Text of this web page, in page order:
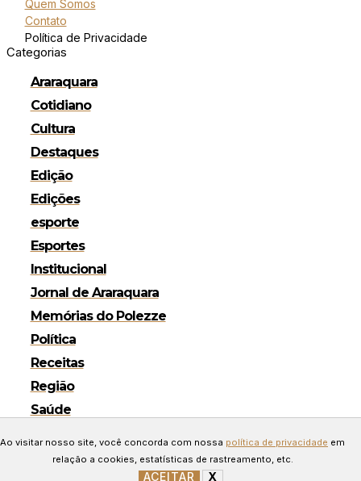
Quem Somos
Contato
Política de Privacidade
Categorias
Araraquara
Cotidiano
Cultura
Destaques
Edição
Edições
esporte
Esportes
Institucional
Jornal de Araraquara
Memórias do Polezze
Política
Receitas
Região
Saúde
Copyright © 2024 Todos os
direitos reservados. Desenvolvido
Ao visitar nosso site, você concorda com nossa política de privacidade em
relação a cookies, estatísticas de rastreamento, etc.
ACEITAR X
GERENCIAR COOKIES